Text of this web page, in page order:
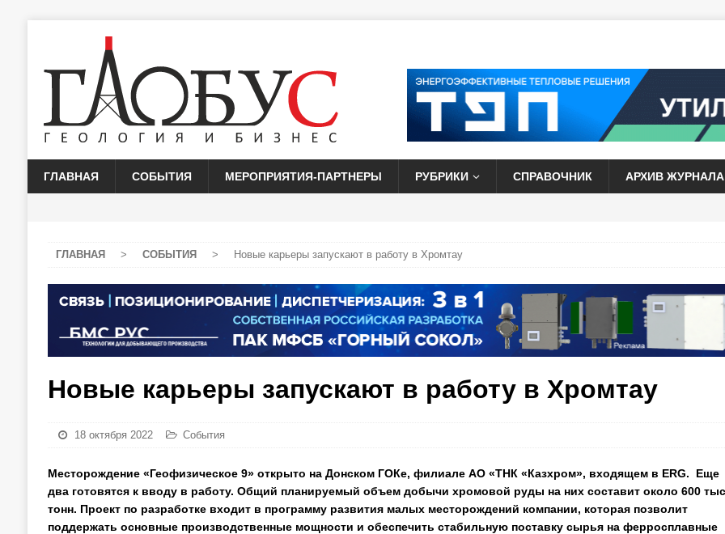
ГЛАВНАЯ СОБЫТИЯ МЕРОПРИЯТИЯ-ПАРТНЕРЫ РУБРИКИ СПРАВОЧНИК АРХИВ ЖУРНАЛА
ГЛАВНАЯ > СОБЫТИЯ > Новые карьеры запускают в работу в Хромтау
Новые карьеры запускают в работу в Хромтау
18 октября 2022 События
Месторождение «Геофизическое 9» открыто на Донском ГОКе, филиале АО «ТНК «Казхром», входящем в ERG. Еще
два готовятся к вводу в работу. Общий планируемый объем добычи хромовой руды на них составит около 600
тонн. Проект по разработке входит в программу развития малых месторождений компании, которая позволит
поддержать основные производственные мощности и обеспечить стабильную поставку сырья на ферросплавные